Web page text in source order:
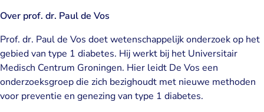
Over prof. dr. Paul de Vos
Prof. dr. Paul de Vos doet wetenschappelijk onderzoek op het
gebied van type 1 diabetes. Hij werkt bij het Universitair
Medisch Centrum Groningen. Hier leidt De Vos een
onderzoeksgroep die zich bezighoudt met nieuwe methoden
voor preventie en genezing van type 1 diabetes.